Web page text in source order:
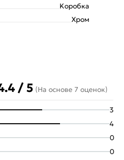
Kоробка
Хром
/ 5 (На основе 7 оценок)
3
4
0
0